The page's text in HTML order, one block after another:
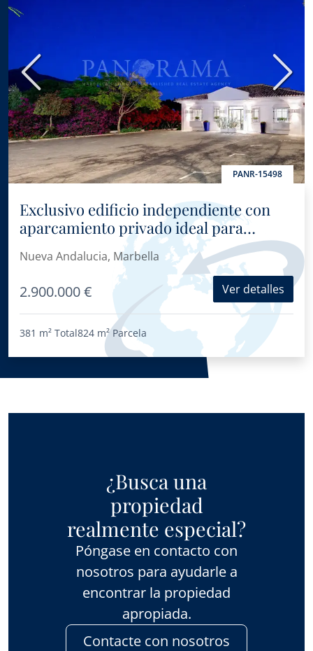
Anterior
PANR-15498
Exclusivo edificio independiente con
aparcamiento privado ideal para
despachos prefesionales, oficinas, etc.
en Nueva Andalucía
Nueva Andalucia, Marbella
2.900.000 € Ver detalles
381 m² Total824 m² Parcela
¿Busca una
propiedad
realmente especial?
Póngase en contacto con
nosotros para ayudarle a
encontrar la propiedad
apropiada.
Contacte con nosotros